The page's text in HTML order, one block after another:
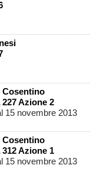
Cosentino
Azione 2
15 novembre 2013
Cosentino
Azione 1
15 novembre 2013